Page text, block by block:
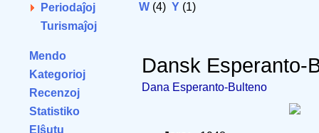
Periodaĵoj
Turismaĵoj
Mendo
Kategorioj
Recenzoj
Statistiko
Elŝutu
W (4) Y (1)
Dansk Esperanto-
Dana Esperanto-Bulteno